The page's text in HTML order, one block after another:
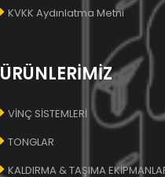
KVKK Aydınlatma Metni
ÜRÜNLERİMİZ
VİNÇ SİSTEMLERİ
TONGLAR
KALDIRMA & TAŞIMA